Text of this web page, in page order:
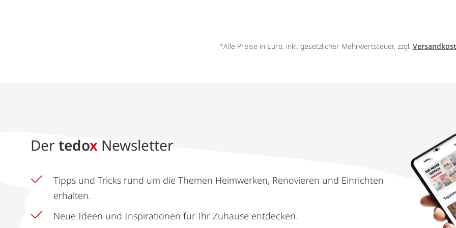
*Alle Preise in Euro, inkl. gesetzlicher Mehrwertsteuer, zzgl.
Der tedox Newsletter
Tipps und Tricks rund um die Themen Heimwerken, Renovieren und Einrichten
erhalten.
Neue Ideen und Inspirationen für Ihr Zuhause entdecken.